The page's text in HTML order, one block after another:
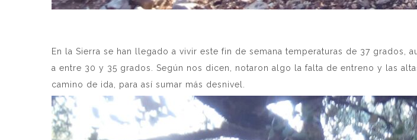
En la Sierra se han llegado a vivir este fin de semana temperaturas de 37
a entre 30 y 35 grados. Según nos dicen, notaron algo la falta de entreno y las
camino de ida, para así sumar más desnivel.